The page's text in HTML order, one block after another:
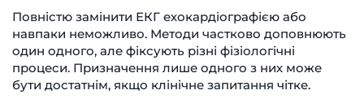
Повністю замінити ЕКГ ехокардіографією або
навпаки неможливо. Методи частково доповнюють
один одного, але фіксують різні фізіологічні
процеси. Призначення лише одного з них може
бути достатнім, якщо клінічне запитання чітке.